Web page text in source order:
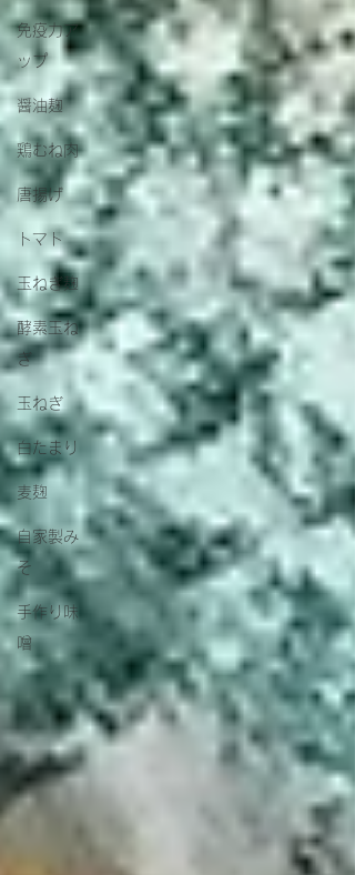
免疫力ア
ップ
醤油麹
鶏むね肉
唐揚げ
トマト
玉ねぎ麹
酵素玉ね
ぎ
玉ねぎ
白たまり
麦麹
自家製み
そ
手作り味
噌